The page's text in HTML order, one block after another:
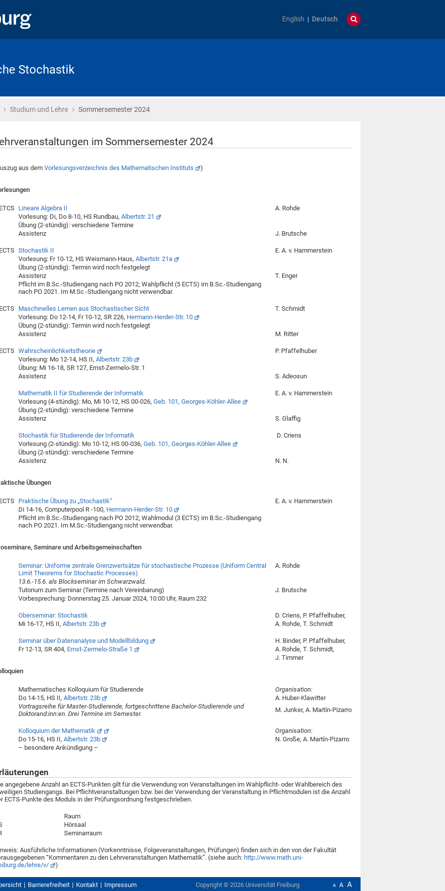
English Deutsch
Stochastik
Startseite
› Studium und Lehre › Sommersemester 2024
im Sommersemester 2024
aus demVorlesungsverzeichnis des Mathematischen Instituts )
Lineare Algebra II
A. Rohde
Vorlesung: Di, Do 8-10, HS Rundbau, Albertstr. 21
Übung (2-stündig): verschiedene Termine
Assistenz
J. Brutsche
Stochastik II
E. A. v. Hammerstein
Vorlesung: Fr 10-12, HS Weismann-Haus, Albertstr. 21a
Übung (2-stündig): Termin wird noch festgelegt
Assistenz
T. Enger
Pflicht im B.Sc.-Studiengang nach PO 2012; Wahlpflicht (5 ECTS) im B.Sc.-Studiengang
nach PO 2021. Im M.Sc.-Studiengang nicht verwendbar.
Maschinelles Lernen aus Stochastischer Sicht
T. Schmidt
Vorlesung: Do 12-14, Fr 10-12, SR 226, Hermann-Herder-Str. 10
Übung (2-stündig): Termin wird noch festgelegt
Assistenz
M. Ritter
Wahrscheinlichkeitstheorie
P. Pfaffelhuber
Vorlesung: Mo 12-14, HS II, Albertstr. 23b
Übung: Mi 16-18, SR 127, Ernst-Zermelo-Str. 1
Assistenz
S. Adeosun
Mathematik II für Studierende der Informatik
E. A. v. Hammerstein
Vorlesung (4-stündig): Mo, Mi 10-12, HS 00-026, Geb. 101, Georges-Köhler-Allee
Übung (2-stündig): verschiedene Termine
Assistenz
S. Glaffig
Stochastik für Studierende der Informatik
D. Criens
Vorlesung (2-stündig): Mo 10-12, HS 00-036, Geb. 101, Georges-Köhler-Allee
Übung (2-stündig): verschiedene Termine
Assistenz
N. N.
Übungen
Praktische Übung zu „Stochastik“
E. A. v. Hammerstein
Di 14-16, Computerpool R -100, Hermann-Herder-Str. 10
Pflicht im B.Sc.-Studiengang nach PO 2012; Wahlmodul (3 ECTS) im B.Sc.-Studiengang
nach PO 2021. Im M.Sc.-Studiengang nicht verwendbar.
Seminare und Arbeitsgemeinschaften
Seminar: Uniforme zentrale Grenzwertsätze fürstochastische Prozesse (Uniform Central
Limit Theorems for Stochastic Processes)
A. Rohde
13.6.-15.6. als Blockseminar im Schwarzwald.
Tutorium zum Seminar (Termine nach Vereinbarung)
J. Brutsche
Vorbesprechung: Donnerstag 25. Januar 2024, 10:00 Uhr, Raum 232
Oberseminar: Stochastik
D. Criens, P. Pfaffelhuber,
Mi 16-17, HS II, Albertstr. 23b A. Rohde, T. Schmidt
Seminar über Datenanalyse und Modellbildung
H. Binder, P. Pfaffelhuber,
Fr 12-13, SR 404, Ernst-Zermelo-Straße 1
A. Rohde, T. Schmidt,
J. Timmer
Mathematisches Kolloquium für Studierende
Organisation:
Do 14-15, HS II, Albertstr. 23b
A. Huber-Klawitter
Vortragsreihe für Master-Studierende, fortgeschrittene Bachelor-Studierende und
Doktorand:inn:en. Drei Termine im Semester.
M. Junker, A. Martín-Pizarro
Kolloquium der Mathematik
Organisation:
Do 15-16, HS II, Albertstr. 23b
N. Große, A. Martín-Pizarro
– besondere Ankündigung –
angegebene Anzahl an ECTS-Punkten gilt für die Verwendung von Veranstaltungen im Wahlpflicht- oder Wahlbereich des
Studiengangs. Bei Pflichtveranstaltungen bzw. bei der Verwendung der Veranstaltung in Pflichtmodulen ist die Anzahl
ECTS-Punkte des Moduls in der Prüfungsordnung festgeschrieben.
Raum
Hörsaal
Seminarraum
Ausführliche Informationen (Vorkenntnisse, Folgeveranstaltungen, Prüfungen) finden sich in den von der Fakultät
“Kommentaren zu den Lehrveranstaltungen Mathematik”. (siehe auch: http://www.math.uni-
lehre/v/
)
Barrierefreiheit Kontakt Impressum A A A
Copyright © 2026Universität Freiburg